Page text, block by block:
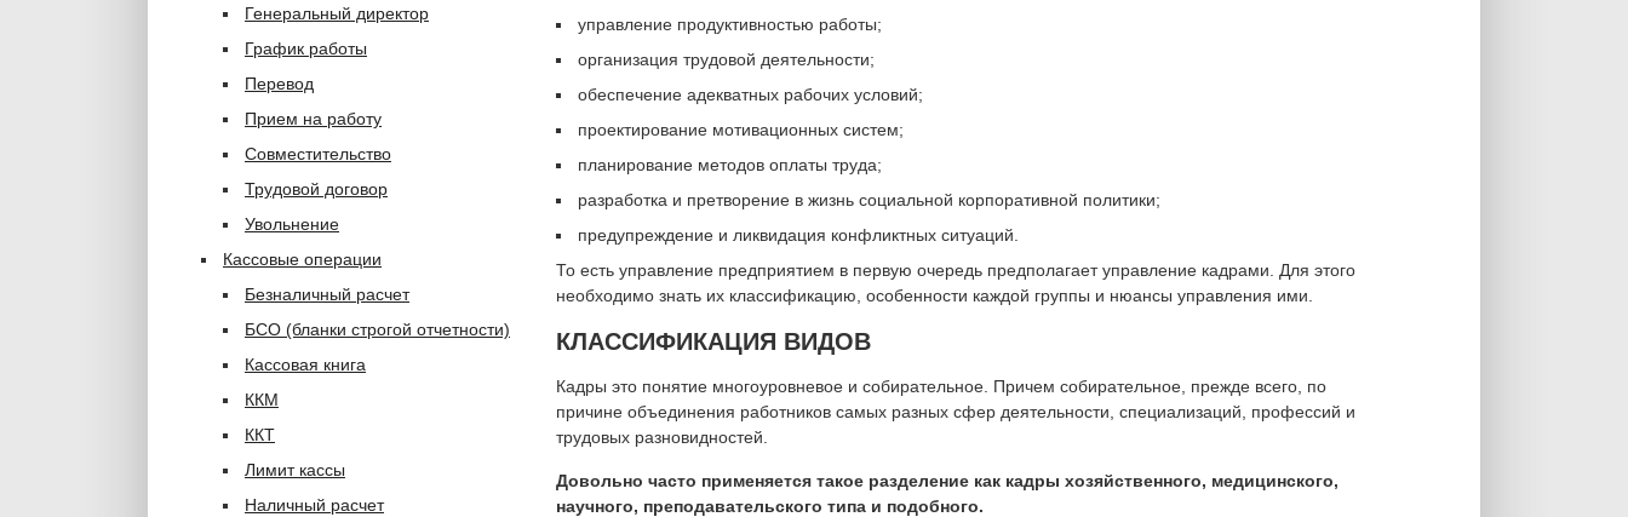
управление продуктивностью работы;
организация трудовой деятельности;
обеспечение адекватных рабочих условий;
проектирование мотивационных систем;
планирование методов оплаты труда;
разработка и претворение в жизнь социальной корпоративной политики;
предупреждение и ликвидация конфликтных ситуаций.
То есть управление предприятием в первую очередь предполагает управление кадрами. Для этого
необходимо знать их классификацию, особенности каждой группы и нюансы управления ими.
КЛАССИФИКАЦИЯ ВИДОВ
Кадры это понятие многоуровневое и собирательное. Причем собирательное, прежде всего, по
причине объединения работников самых разных сфер деятельности, специализаций, профессий и
трудовых разновидностей.
Довольно часто применяется такое разделение как кадры хозяйственного, медицинского,
научного, преподавательского типа и подобного.
Генеральный директор
График работы
Перевод
Прием на работу
Совместительство
Трудовой договор
Увольнение
Кассовые операции
Безналичный расчет
БСО (бланки строгой отчетности)
Кассовая книга
ККМ
ККТ
Лимит кассы
Наличный расчет